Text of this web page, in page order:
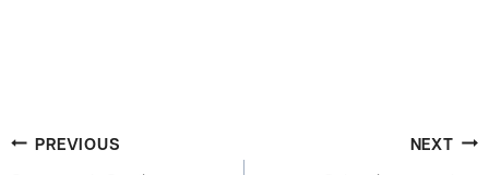
Post
PREVIOUS NEXT